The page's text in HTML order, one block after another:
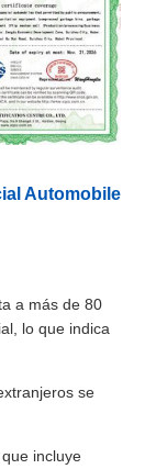
Automobile
a más de 80
lo que indica
se
incluye